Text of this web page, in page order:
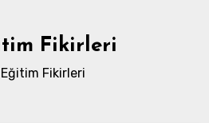
Fikirleri
Eğitim Fikirleri